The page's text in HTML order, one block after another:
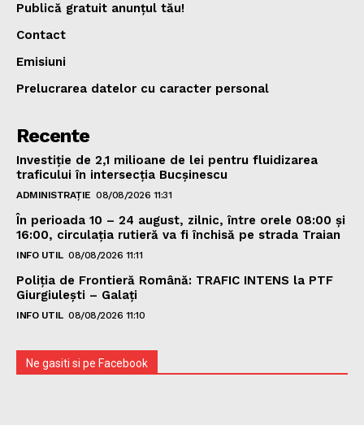
Publică gratuit anunțul tău!
Contact
Emisiuni
Prelucrarea datelor cu caracter personal
Recente
Investiție de 2,1 milioane de lei pentru fluidizarea
traficului în intersecția Bucșinescu
ADMINISTRAȚIE 08/08/2026 11:31
În perioada 10 – 24 august, zilnic, între orele 08:00 și
16:00, circulația rutieră va fi închisă pe strada Traian
INFO UTIL 08/08/2026 11:11
Poliţia de Frontieră Română: TRAFIC INTENS la PTF
Giurgiulești – Galați
INFO UTIL 08/08/2026 11:10
Ne gasiti si pe Facebook